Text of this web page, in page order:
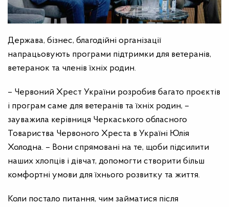
Держава, бізнес, благодійні організації
напрацьовують програми підтримки для ветеранів,
ветеранок та членів їхніх родин.
– Червоний Хрест України розробив багато проєктів
і програм саме для ветеранів та їхніх родин, –
зауважила керівниця Черкаського обласного
Товариства Червоного Хреста в Україні Юлія
Холодна. – Вони спрямовані на те, щоби підсилити
наших хлопців і дівчат, допомогти створити більш
комфортні умови для їхнього розвитку та життя.
Коли постало питання, чим займатися після